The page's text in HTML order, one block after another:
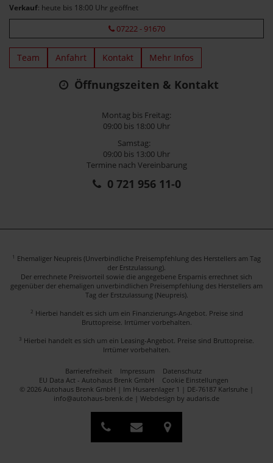
Verkauf: heute bis 18:00 Uhr geöffnet
07222 - 91670
Team Anfahrt Kontakt Mehr Infos
Öffnungszeiten & Kontakt
Montag bis Freitag:
09:00 bis 18:00 Uhr
Samstag:
09:00 bis 13:00 Uhr
Termine nach Vereinbarung
0 721 956 11-0
1 Ehemaliger Neupreis (Unverbindliche Preisempfehlung des Herstellers am Tag
der Erstzulassung).
Der errechnete Preisvorteil sowie die angegebene Ersparnis errechnet sich
gegenüber der ehemaligen unverbindlichen Preisempfehlung des Herstellers am
Tag der Erstzulassung (Neupreis).
2 Hierbei handelt es sich um ein Finanzierungs-Angebot. Preise sind
Bruttopreise. Irrtümer vorbehalten.
3 Hierbei handelt es sich um ein Leasing-Angebot. Preise sind Bruttopreise.
Irrtümer vorbehalten.
Barrierefreiheit Impressum
Datenschutz
EU Data Act - Autohaus Brenk GmbH
Cookie Einstellungen
© 2026 Autohaus Brenk GmbH | Im Husarenlager 1 | DE-76187 Karlsruhe |
info@autohaus-brenk.de | Webdesign by audaris.de